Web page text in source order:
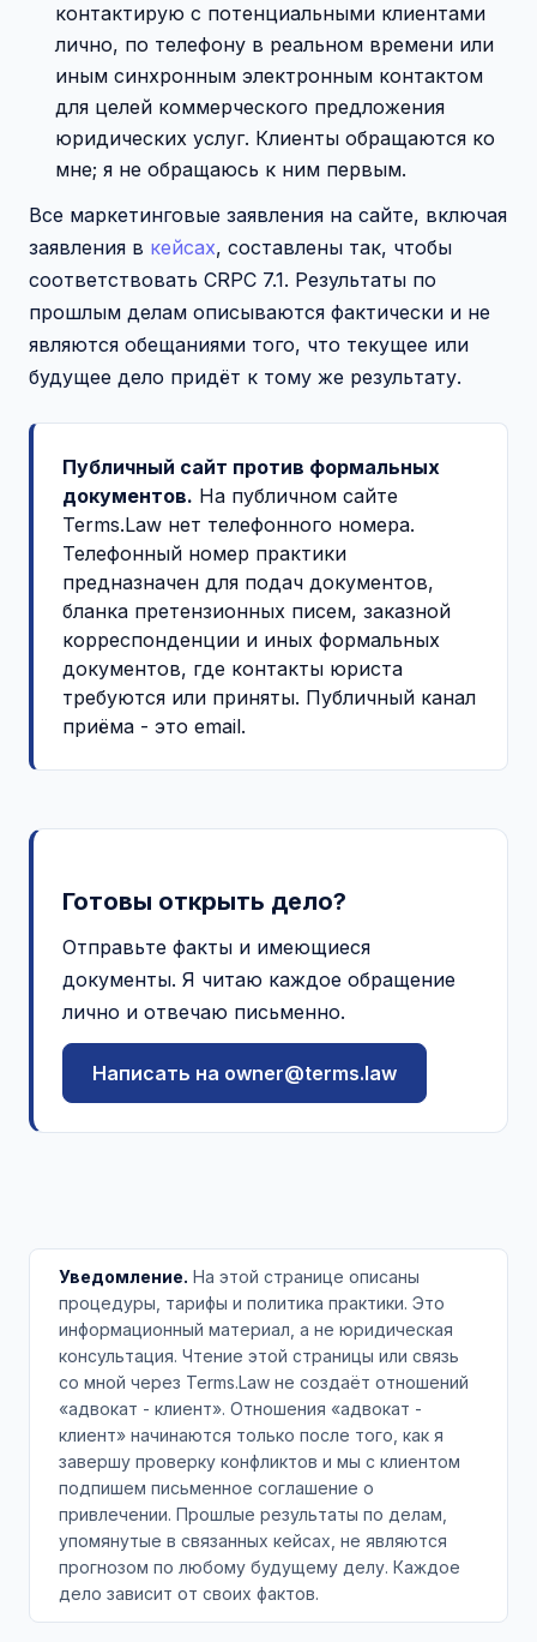
контактирую с потенциальными клиентами
лично, по телефону в реальном времени или
иным синхронным электронным контактом
для целей коммерческого предложения
юридических услуг. Клиенты обращаются ко
мне; я не обращаюсь к ним первым.
Все маркетинговые заявления на сайте, включая
заявления в кейсах, составлены так, чтобы
соответствовать CRPC 7.1. Результаты по
прошлым делам описываются фактически и не
являются обещаниями того, что текущее или
будущее дело придёт к тому же результату.
Публичный сайт против формальных
документов. На публичном сайте
Terms.Law нет телефонного номера.
Телефонный номер практики
предназначен для подач документов,
бланка претензионных писем, заказной
корреспонденции и иных формальных
документов, где контакты юриста
требуются или приняты. Публичный канал
приёма - это email.
Готовы открыть дело?
Отправьте факты и имеющиеся
документы. Я читаю каждое обращение
лично и отвечаю письменно.
Написать на owner@terms.law
Уведомление. На этой странице описаны
процедуры, тарифы и политика практики. Это
информационный материал, а не юридическая
консультация. Чтение этой страницы или связь
со мной через Terms.Law не создаёт отношений
«адвокат - клиент». Отношения «адвокат -
клиент» начинаются только после того, как я
завершу проверку конфликтов и мы с клиентом
подпишем письменное соглашение о
привлечении. Прошлые результаты по делам,
упомянутые в связанных кейсах, не являются
прогнозом по любому будущему делу. Каждое
дело зависит от своих фактов.